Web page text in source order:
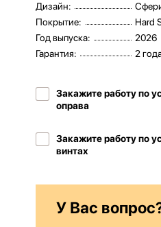
Дизайн:
Покрытие:
Hard
Год выпуска:
2026
Гарантия:
2
Закажите работу по
оправа
Закажите работу по
винтах
У Вас